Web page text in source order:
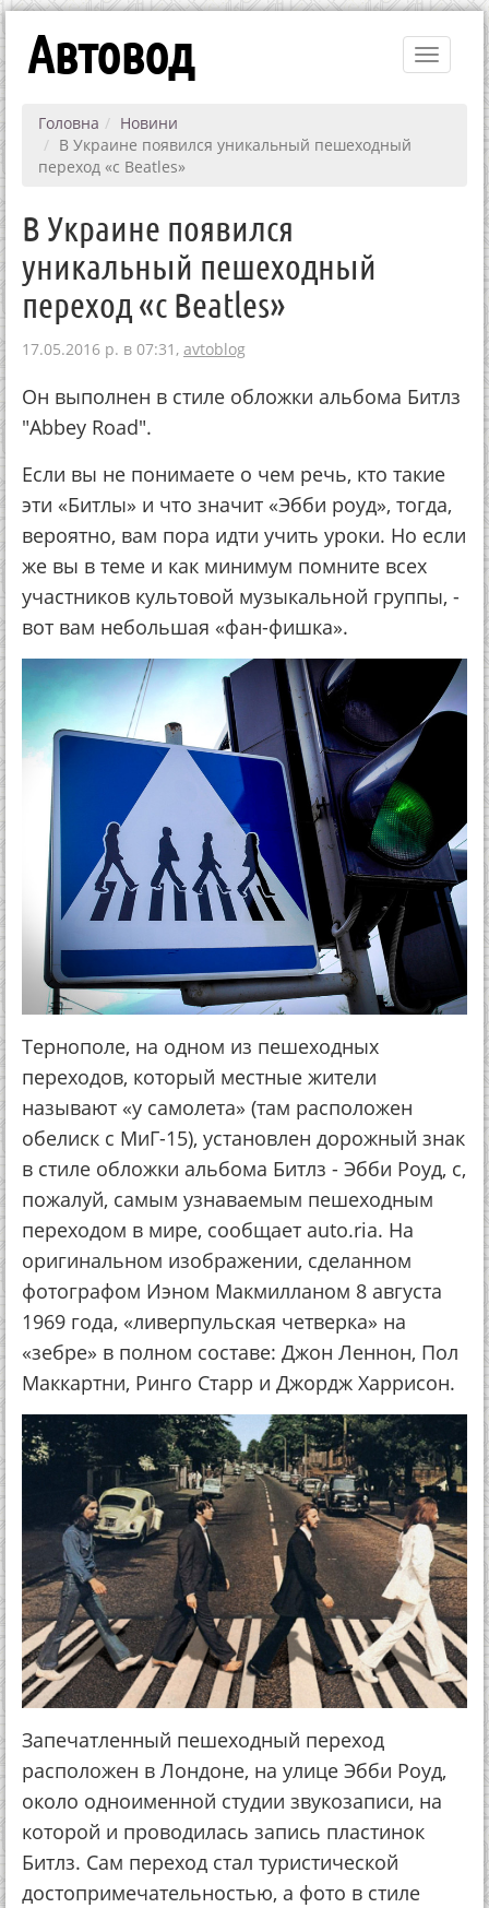
Toggle
Автовод
Головна
Новини
В Украине появился уникальный пешеходный
переход «с Beatles»
В Украине появился
уникальный пешеходный
переход «с Beatles»
17.05.2016 р. в 07:31, avtoblog
Он выполнен в стиле обложки альбома Битлз
"Abbey Road".
Если вы не понимаете о чем речь, кто такие
эти «Битлы» и что значит «Эбби роуд», тогда,
вероятно, вам пора идти учить уроки. Но если
же вы в теме и как минимум помните всех
участников культовой музыкальной группы, -
вот вам небольшая «фан-фишка».
Тернополе, на одном из пешеходных
переходов, который местные жители
называют «у самолета» (там расположен
обелиск с МиГ-15), установлен дорожный знак
в стиле обложки альбома Битлз - Эбби Роуд, с,
пожалуй, самым узнаваемым пешеходным
переходом в мире, сообщает auto.ria. На
оригинальном изображении, сделанном
фотографом Иэном Макмилланом 8 августа
1969 года, «ливерпульская четверка» на
«зебре» в полном составе: Джон Леннон, Пол
Маккартни, Ринго Старр и Джордж Харрисон.
Запечатленный пешеходный переход
расположен в Лондоне, на улице Эбби Роуд,
около одноименной студии звукозаписи, на
которой и проводилась запись пластинок
Битлз. Сам переход стал туристической
достопримечательностью, а фото в стиле